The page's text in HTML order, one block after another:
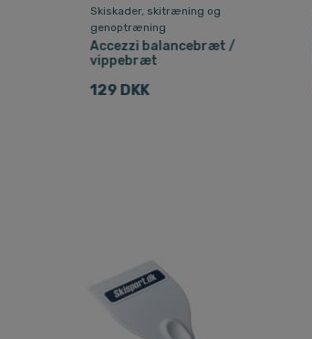
Skiskader, skitræning og
genoptræning
Accezzi balancebræt /
vippebræt
129 DKK